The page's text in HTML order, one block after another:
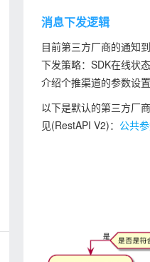
消息下发逻辑
目前第三方厂商的通知
下发策略：SDK在线状
介绍个推渠道的参数设
以下是默认的第三方厂
见(RestAPI V2)： 公共